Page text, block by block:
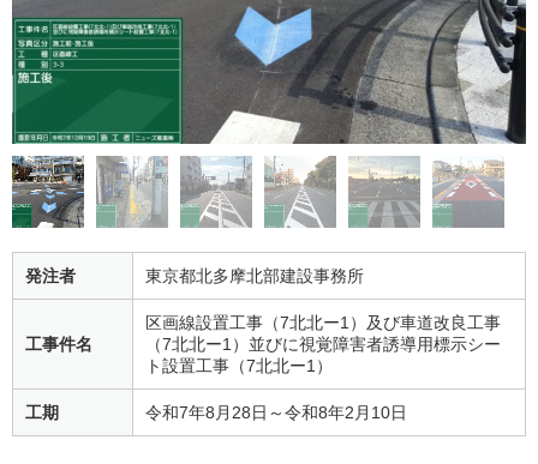
発注者 東京都北多摩北部建設事務所
工事件名
区画線設置工事（7北北ー1）及び車道改良工事
（7北北ー1）並びに視覚障害者誘導用標示シー
ト設置工事（7北北ー1）
工期 令和7年8月28日～令和8年2月10日